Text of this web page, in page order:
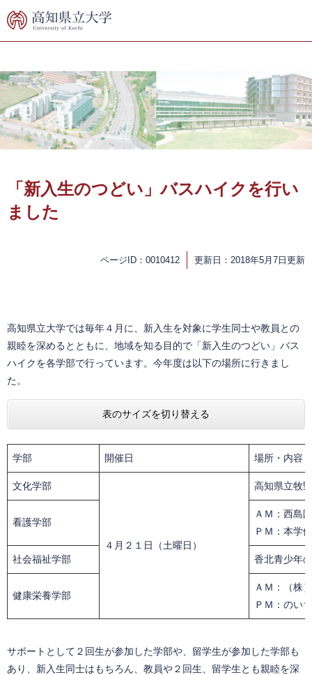
ー
頭
す。
ニ
飛
し
て
本
「新入生のつどい」バスハイクを行い
ました
ページID：0010412 更新日：2018年5月7日更新
高知県立大学では毎年４月に、新入生を対象に学生同士や教員との
親睦を深めるとともに、地域を知る目的で「新入生のつどい」バス
ハイクを各学部で行っています。今年度は以下の場所に行きまし
た。
表のサイズを切り替える
学部 開催日 場所・内容
文化学部
４月２１日（土曜日）
高知県立牧
看護学部
ＡＭ：西島
ＰＭ：本学
社会福祉学部 香北青少年
健康栄養学部
ＡＭ：（株
ＰＭ：のい
サポートとして２回生が参加した学部や、留学生が参加した学部も
あり、新入生同士はもちろん、教員や２回生、留学生とも親睦を深